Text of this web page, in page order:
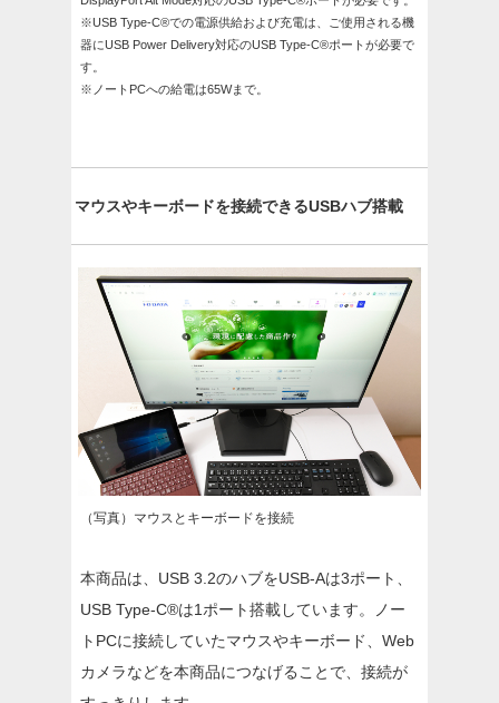
※USB Type-C®での電源供給および充電は、ご使用される機
器にUSB Power Delivery対応のUSB Type-C®ポートが必要で
す。
※ノートPCへの給電は65Wまで。
マウスやキーボードを接続できるUSBハブ搭載
（写真）マウスとキーボードを接続
本商品は、USB 3.2のハブをUSB-Aは3ポート、
USB Type-C®は1ポート搭載しています。ノー
トPCに接続していたマウスやキーボード、Web
カメラなどを本商品につなげることで、接続が